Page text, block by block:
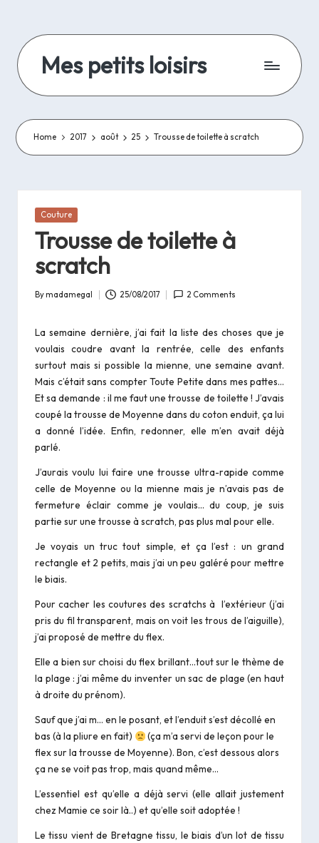
content
Mes petits loisirs
lecture,
de
la
travaux
d'aiguilles
et
bricolage..
Home 2017 août 25 Trousse de toilette à scratch
Posted
Couture
Trousse de toilette à
scratch
Posted
Bymadamegal 25/08/2017 2 Comments
La semaine dernière, j’ai fait la liste des choses que je
voulais coudre avant la rentrée, celle des enfants
surtout mais si possible la mienne, une semaine avant.
Mais c’était sans compter Toute Petite dans mes pattes…
Et sa demande : il me faut une trousse de toilette ! J’avais
coupé la trousse de Moyenne dans du coton enduit, ça lui
a donné l’idée. Enfin, redonner, elle m’en avait déjà
parlé.
J’aurais voulu lui faire une trousse ultra-rapide comme
celle deMoyenne ou la mienne mais je n’avais pas de
fermeture éclair comme je voulais… du coup, je suis
partie sur une trousse à scratch, pas plus mal pour elle.
Je voyais un truc tout simple, et ça l’est : un grand
rectangle et 2 petits, mais j’ai un peu galéré pour mettre
le biais.
Pour cacher les coutures des scratchs à l’extérieur (j’ai
pris du fil transparent, mais on voit les trous de l’aiguille),
j’ai proposé de mettre du flex.
Elle a bien sur choisi du flex brillant…tout sur le thème de
la plage : j’ai même du inventer un sac de plage (en haut
à droite du prénom).
Sauf que j’ai m… en le posant, et l’enduit s’est décollé en
bas (à la pliure en fait)
(ça m’a servi de leçon pour le
flex sur la trousse de Moyenne). Bon, c’est dessous alors
ça ne se voit pas trop, mais quand même…
L’essentiel est qu’elle a déjà servi (elle allait justement
chez Mamie ce soir là..) et qu’elle soit adoptée !
Le tissu vient de Bretagne tissu, le biais d’un lot de tissu